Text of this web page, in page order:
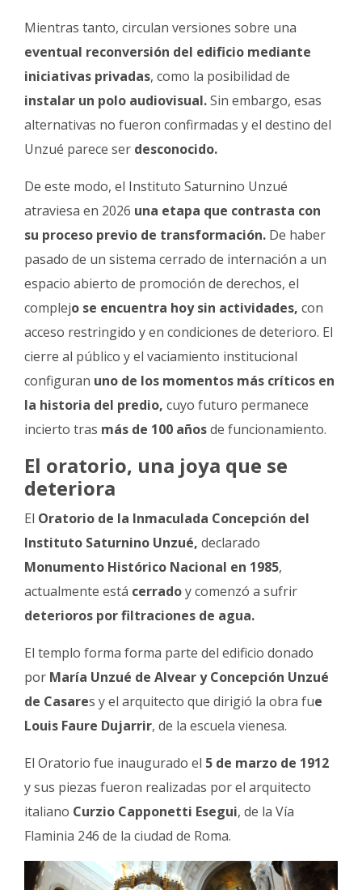
Mientras tanto, circulan versiones sobre una
eventual reconversión del edificio mediante
iniciativas privadas, como la posibilidad de
instalar un polo audiovisual.Sin embargo, esas
alternativas no fueron confirmadas y el destino del
Unzué parece ser desconocido.
De este modo, el Instituto Saturnino Unzué
atraviesa en 2026 una etapa que contrasta con
su proceso previo de transformación. De haber
pasado de un sistema cerrado de internación a un
espacio abierto de promoción de derechos, el
complejo se encuentra hoy sin actividades, con
acceso restringido y en condiciones de deterioro. El
cierre al público y el vaciamiento institucional
configuran uno de los momentos más críticos en
la historia del predio, cuyo futuro permanece
incierto tras más de 100 añosde funcionamiento.
El oratorio, una joya que se
deteriora
El Oratorio de la Inmaculada Concepción del
Instituto Saturnino Unzué, declarado
Monumento Histórico Nacional en 1985,
actualmente está cerradoy comenzó a sufrir
deterioros por filtraciones de agua.
El templo forma forma parte del edificio donado
por María Unzué de Alvear y Concepción Unzué
de Casares y el arquitecto que dirigió la obra fue
Louis Faure Dujarrir, de la escuela vienesa.
El Oratorio fue inaugurado el 5 de marzo de 1912
y sus piezas fueron realizadas por el arquitecto
italiano Curzio Capponetti Esegui, de la Vía
Flaminia 246 de la ciudad de Roma.